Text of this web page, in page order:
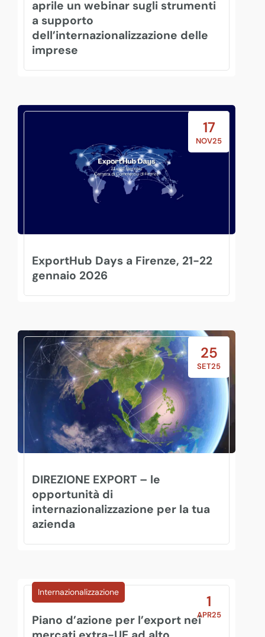
aprile un webinar sugli strumenti
a supporto
dell’internazionalizzazione delle
imprese
17
NOV25
ExportHub Days a Firenze, 21-22
gennaio 2026
25
SET25
DIREZIONE EXPORT – le
opportunità di
internazionalizzazione per la tua
azienda
1
APR25
Internazionalizzazione
Piano d’azione per l’export nei